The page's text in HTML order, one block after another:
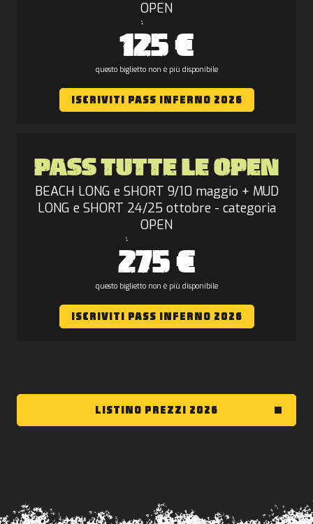
OPEN
125 €
questo biglietto non è più disponibile
ISCRIVITI PASS INFERNO 2026
PASS TUTTE LE OPEN
BEACH LONG e SHORT 9/10 maggio + MUD
LONG e SHORT 24/25 ottobre - categoria
OPEN
275 €
questo biglietto non è più disponibile
ISCRIVITI PASS INFERNO 2026
LISTINO PREZZI 2026